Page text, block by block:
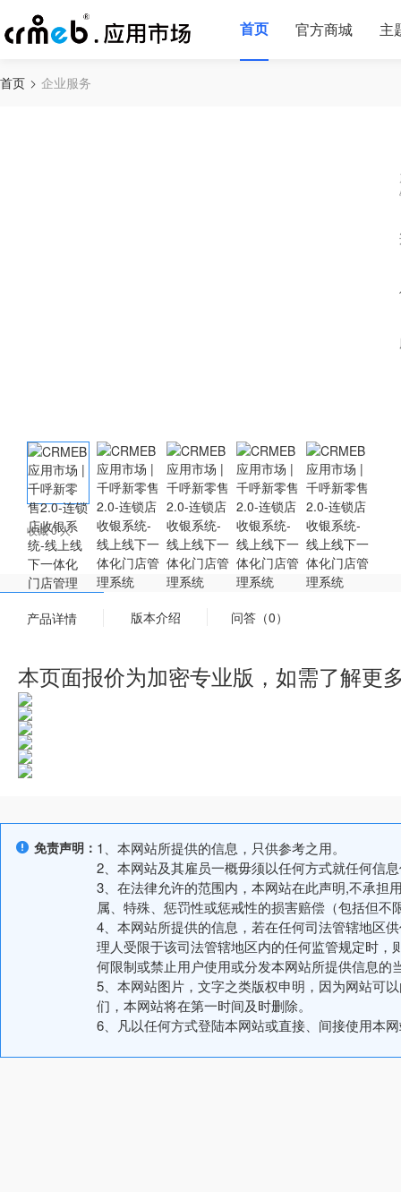
首页 官方商城 主
首页 企业服务
收藏 0 人
产品详情 版本介绍 问答（0）
本页面报价为加密专业版，如需了解更
免责声明： 1、本网站所提供的信息，只供参考之用。
2、本网站及其雇员一概毋须以任何方式就任何信
3、在法律允许的范围内，本网站在此声明,不承担
属、特殊、惩罚性或惩戒性的损害赔偿（包括但
4、本网站所提供的信息，若在任何司法管辖地区
理人受限于该司法管辖地区内的任何监管规定时
何限制或禁止用户使用或分发本网站所提供信息的
5、本网站图片，文字之类版权申明，因为网站可
们，本网站将在第一时间及时删除。
6、凡以任何方式登陆本网站或直接、间接使用本